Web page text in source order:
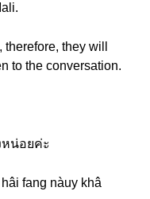
they will
to the conversation.
หน่อยค่ะ
fang nàuy khâ